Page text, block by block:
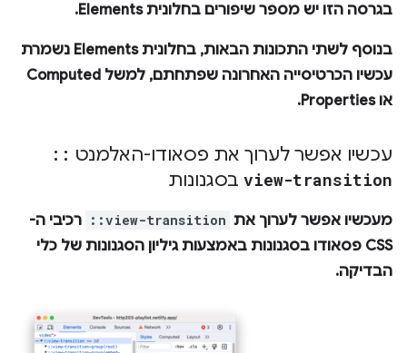
בגרסה הזו יש מספר שיפורים בחלוניתElements
.
בנוסף לשתי התכונות הבאות, בחלוניתElements נשמרת
עכשיו הכרטיסייה האחרונה שפתחתם, למשל Computed
אוProperties
.
עכשיו אפשר לערוך את פסאודו-האלמנט ::
view-transition בסגנונות
מעכשיו אפשר לערוך את ::view-transition רכיבי ה-
CSS פסאודו ב
סגנונות באמצעות גיליון הסגנונות של כלי
הבדיקה.